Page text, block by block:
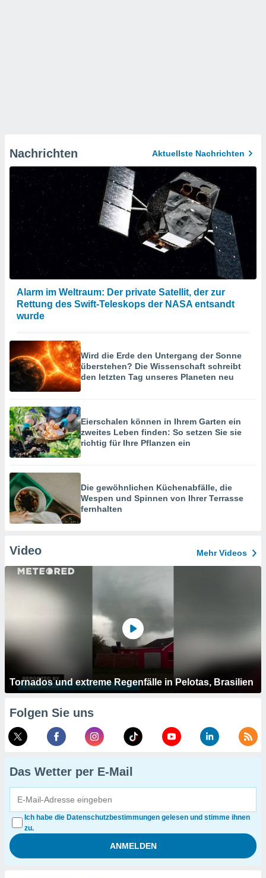
Nachrichten Aktuellste Nachrichten
Alarm im Weltraum: Der private Satellit, der zur
Rettung des Swift-Teleskops der NASA entsandt
wurde
Wird die Erde den Untergang der Sonne
überstehen? Die Wissenschaft schreibt
den letzten Tag unseres Planeten neu
Eierschalen können in Ihrem Garten ein
zweites Leben finden: So setzen Sie sie
richtig für Ihre Pflanzen ein
Die gewöhnlichen Küchenabfälle, die
Wespen und Spinnen von Ihrer Terrasse
fernhalten
Video Mehr Videos
Tornados und extreme Regenfälle in Pelotas, Brasilien
Folgen Sie uns
Das Wetter per E-Mail
Ich habe die Datenschutzbestimmungen gelesen und stimme ihnen
zu.